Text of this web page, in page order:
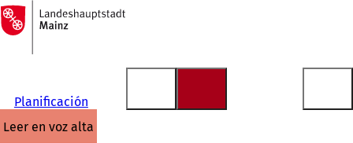
Saltar al contenido
A
la
página
Planificación
leer en voz alta